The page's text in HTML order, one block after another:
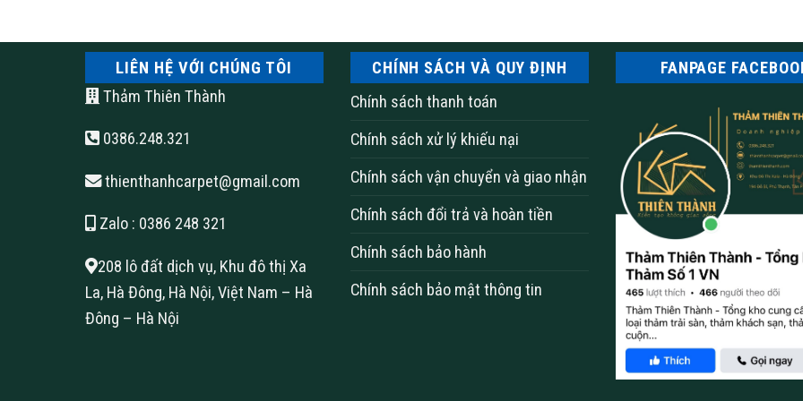
Công năng của thảm tấm đế cao su
– Mang lại cho không gian vẻ ngoài sang trọng, lịch sự
– Ấm áp vào mùa đông, mát mẻ vào mùa hè
– Dễ dàng vệ sinh chỉ bằng máy hút bụi
– Tạo mặt nền êm ái cho đôi chân của bạn
– Đế cao su có khả năng bám dính cao, chính vì vậy loại thảm này được thiết kế không có viền răng mà
LIÊN HỆ VỚI CHÚNG TÔI
Thảm Thiên Thành
0386.248.321
thienthanhcarpet@gmail.com
Zalo : 0386 248 321
208 lô đất dịch vụ, Khu đô thị Xa
La, Hà Đông, Hà Nội, Việt Nam – Hà
Đông – Hà Nội
CHÍNH SÁCH VÀ QUY ĐỊNH
Chính sách thanh toán
Chính sách xử lý khiếu nại
Chính sách vận chuyển và giao nhận
Chính sách đổi trả và hoàn tiền
Chính sách bảo hành
Chính sách bảo mật thông tin
FANPAGE